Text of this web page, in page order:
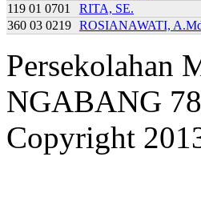
119 01 0701
RITA, SE.
360 03 0219 ROSIANAWATI,
Persekolahan
NGABANG
Copyright